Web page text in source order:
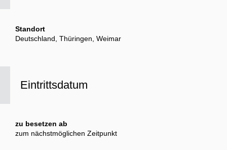
Standort
Deutschland, Thüringen, Weimar
Eintrittsdatum
zu besetzen ab
zum nächstmöglichen Zeitpunkt